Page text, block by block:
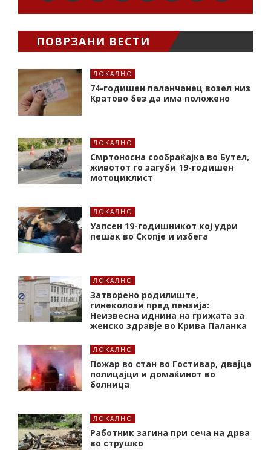
ПОВРЗАНИ ВЕСТИ
ЛОКАЛНО
74-годишен паланчанец возел низ
Кратово без да има положено
ЛОКАЛНО
Смртоносна сообраќајка во Бутел,
животот го загуби 19-годишен
мотоциклист
ЛОКАЛНО
Уапсен 19-годишникот кој удри
пешак во Скопје и избега
ЛОКАЛНО
Затворено родилиште,
гинеколози пред пензија:
Неизвесна иднина на грижата за
женско здравје во Крива Паланка
ЛОКАЛНО
Пожар во стан во Гостивар, двајца
полицајци и домаќинот во
болница
ЛОКАЛНО
Работник загина при сеча на дрва
во струшко